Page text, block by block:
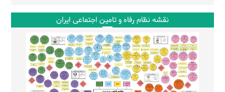
نقشه نظام رفاه و تامین اجتماعی ایران